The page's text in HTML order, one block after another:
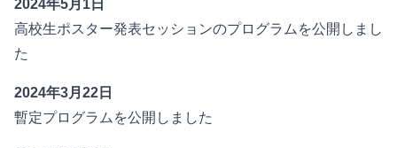
2024年5月1日
高校生ポスター発表セッションのプログラムを公開しまし
た
2024年3月22日
暫定プログラム を公開しました